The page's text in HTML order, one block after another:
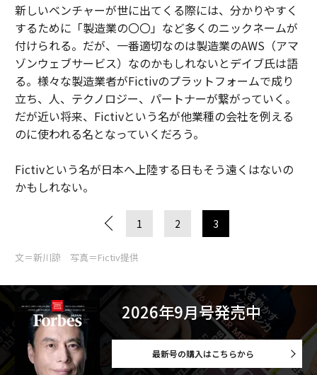
新しいベンチャーが世に出てくる際には、分かりやすく
するために「製造業の〇〇」など多くのニックネームが
付けられる。だが、一番適切なのは製造業のAWS（アマ
ゾンウェブサービス）なのかもしれないとデイブ氏は語
る。様々な製造業者がFictivのプラットフォームで成り
立ち、人、テクノロジー、パートナーが繋がっていく。
だが近い将来、Fictivという名が他業種の会社を例える
のに使われる名となっていくだろう。
Fictivという名が日本へ上陸する日もそう遠くはないの
かもしれない。
1 2 3
文＝新川諒 写真＝Fictiv提供
2026年9月号発売中
最新号の購入はこちらから